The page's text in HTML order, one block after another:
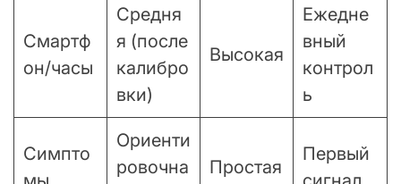
Смартф
он/часы
Средня
я (после
калибро
вки)
Высокая
Ежедне
вный
контрол
ь
Симпто
Ориенти
ровочна
Простая
Первый